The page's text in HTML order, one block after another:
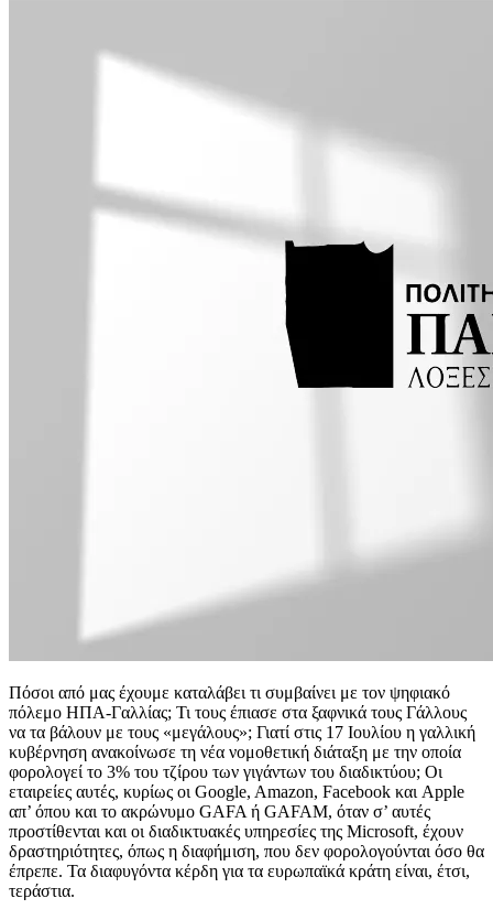
Πόσοι από μας έχουμε καταλάβει τι συμβαίνει με τον ψηφιακό
πόλεμο ΗΠΑ-Γαλλίας; Τι τους έπιασε στα ξαφνικά τους Γάλλους
να τα βάλουν με τους «μεγάλους»; Γιατί στις 17 Ιουλίου η γαλλική
κυβέρνηση ανακοίνωσε τη νέα νομοθετική διάταξη με την οποία
φορολογεί το 3% του τζίρου των γιγάντων του διαδικτύου; Οι
εταιρείες αυτές, κυρίως οι Google, Amazon, Facebook και Apple
απ’ όπου και το ακρώνυμο GAFA ή GAFAM, όταν σ’ αυτές
προστίθενται και οι διαδικτυακές υπηρεσίες της Microsoft, έχουν
δραστηριότητες, όπως η διαφήμιση, που δεν φορολογούνται όσο θα
έπρεπε. Τα διαφυγόντα κέρδη για τα ευρωπαϊκά κράτη είναι, έτσι,
τεράστια.